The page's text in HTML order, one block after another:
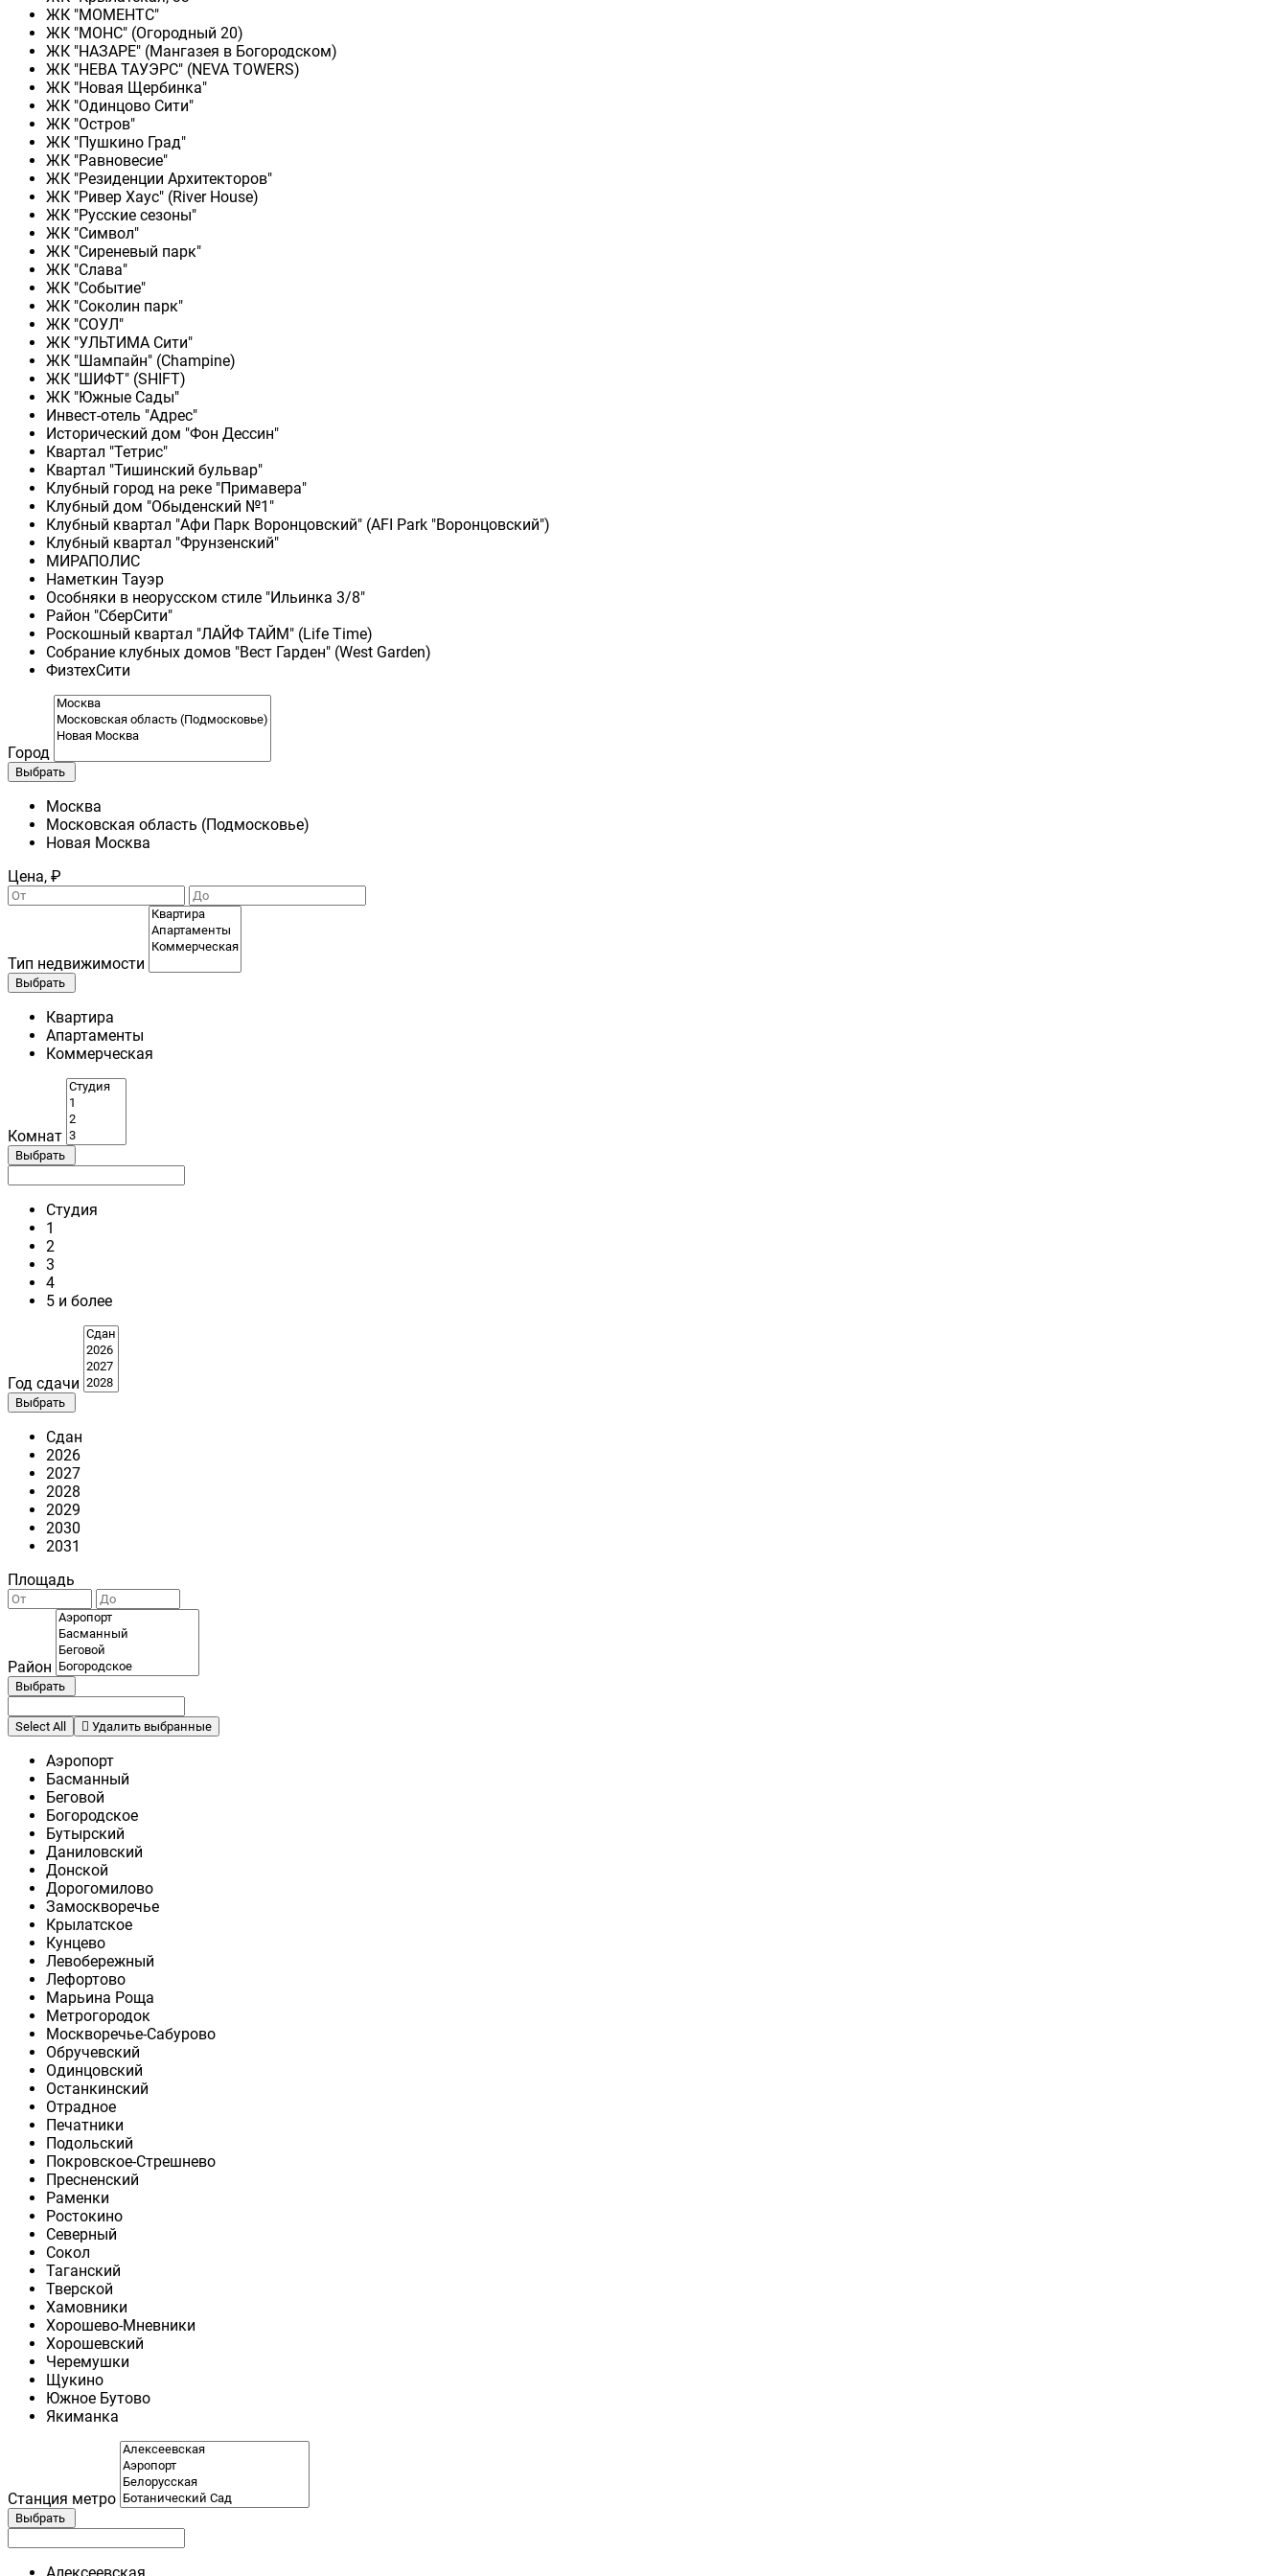
ЖК "МОМЕНТС"
ЖК "МОНС" (Огородный 20)
ЖК "НАЗАРЕ" (Мангазея в Богородском)
ЖК "НЕВА ТАУЭРС" (NEVA TOWERS)
ЖК "Новая Щербинка"
ЖК "Одинцово Сити"
ЖК "Остров"
ЖК "Пушкино Град"
ЖК "Равновесие"
ЖК "Резиденции Архитекторов"
ЖК "Ривер Хаус" (River Нouse)
ЖК "Русские сезоны"
ЖК "Символ"
ЖК "Сиреневый парк"
ЖК "Слава"
ЖК "Событие"
ЖК "Соколин парк"
ЖК "СОУЛ"
ЖК "УЛЬТИМА Сити"
ЖК "Шампайн" (Champine)
ЖК "ШИФТ" (SHIFT)
ЖК "Южные Сады"
Инвест-отель "Адрес"
Исторический дом "Фон Дессин"
Квартал "Тетрис"
Квартал "Тишинский бульвар"
Клубный город на реке "Примавера"
Клубный дом "Обыденский №1"
Клубный квартал "Афи Парк Воронцовский" (AFI Park "Воронцовский")
Клубный квартал "Фрунзенский"
МИРАПОЛИС
Наметкин Тауэр
Особняки в неорусском стиле "Ильинка 3/8"
Район "СберСити"
Роскошный квартал "ЛАЙФ ТАЙМ" (Life Time)
Собрание клубных домов "Вест Гарден" (West Garden)
ФизтехСити
Город
Выбрать
Москва
Московская область (Подмосковье)
Новая Москва
Цена, ₽
Тип недвижимости
Выбрать
Квартира
Апартаменты
Коммерческая
Комнат
Выбрать
Студия
1
2
3
4
5 и более
Год сдачи
Выбрать
Сдан
2026
2027
2028
2029
2030
2031
Площадь
Район
Выбрать
Select All Удалить выбранные
Аэропорт
Басманный
Беговой
Богородское
Бутырский
Даниловский
Донской
Дорогомилово
Замоскворечье
Крылатское
Кунцево
Левобережный
Лефортово
Марьина Роща
Метрогородок
Москворечье-Сабурово
Обручевский
Одинцовский
Останкинский
Отрадное
Печатники
Подольский
Покровское-Стрешнево
Пресненский
Раменки
Ростокино
Северный
Сокол
Таганский
Тверской
Хамовники
Хорошево-Мневники
Хорошевский
Черемушки
Щукино
Южное Бутово
Якиманка
Станция метро
Выбрать